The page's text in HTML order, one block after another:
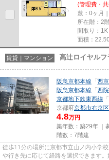
(管理費・
敷：0ヶ月
所在階：2
間取り：1K
面積：
賃貸｜マンション 高辻ロイヤルフ
阪急京都本線 「 西
阪急京都本線 「 西院
京都地下鉄東西線 「
京都府京都市右京区
4.8万円
築年数：築29年 ｜
階数：7階建
徒歩11分の場所に京都市立山ノ内小学
や行き先に応じて経路を選択できます